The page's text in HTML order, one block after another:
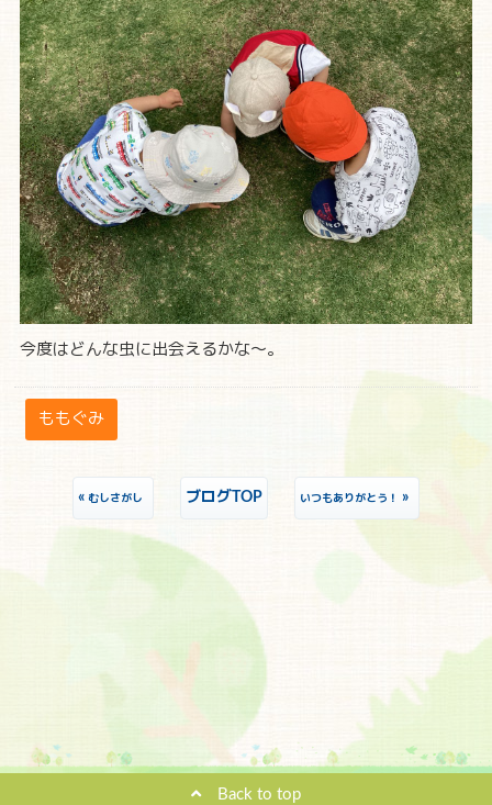
今度はどんな虫に出会えるかな～。
ももぐみ
« むしさがし ブログTOP いつもありがとう！ »
Back to top